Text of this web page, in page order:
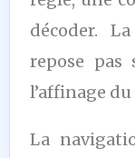
décoder.
repose pas
l’affinage
La